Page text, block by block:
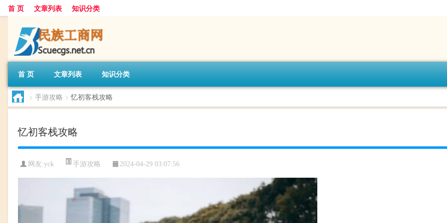
首 页 文章列表 知识分类
首 页 文章列表 知识分类
> 手游攻略 > 忆初客栈攻略
忆初客栈攻略
网友:yck 手游攻略 2024-04-29 03:07:56